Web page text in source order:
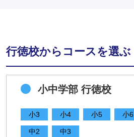
行徳校からコースを選ぶ
小中学部 行徳校
小3 小4 小5 小6
中2 中3